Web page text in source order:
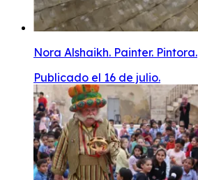
Nora Alshaikh. Painter. Pintora.
Publicado el 16 de julio.